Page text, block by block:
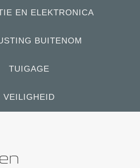
EN ELEKTRONICA
BUITENOM
TUIGAGE
VEILIGHEID